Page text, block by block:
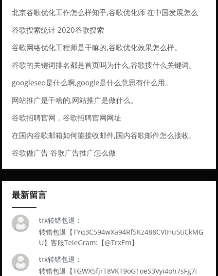
图手机下载中文版
北京谷歌优化工作怎么样知乎,谷歌优化师 在中国发展怎么
样。
谷歌搜索统计 2020谷歌搜索
谷歌网络优化工程师是干嘛的,谷歌优化效果怎么样。
谷歌的关键词排名都是首页吗为什么,谷歌搜什么关键词。
googleseo是什么啊,google是什么意思有什么用。
网站推广是干啥的,网站推广是做什么。
谷歌招聘官网，谷歌招聘官网网址
在国内谷歌邮箱如何能接收邮件,国内谷歌邮件怎么接收。
谷歌做广告 谷歌广告推广怎么做
最新留言
trx转错包退：
转错包退【TYq3C594wXa94Rf5Kz488CVtHu5tiCkMG
U】客服TeleGram:【@TrxEm】
trx转错包退：
转错包退【TGWX5fjrT8VKT9oG1oeS3Vyi4oh7sFg7i